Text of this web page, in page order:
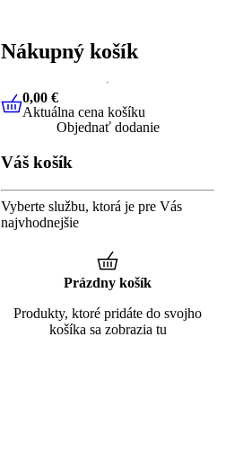
Nákupný košík
0,00 €Aktuálna cena košíku
0,00 €
Aktuálna cena košíku
Objednať dodanie
Váš košík
Vyberte službu, ktorá je pre Vás
najvhodnejšie
Prázdny košík
Produkty, ktoré pridáte do svojho
košíka sa zobrazia tu